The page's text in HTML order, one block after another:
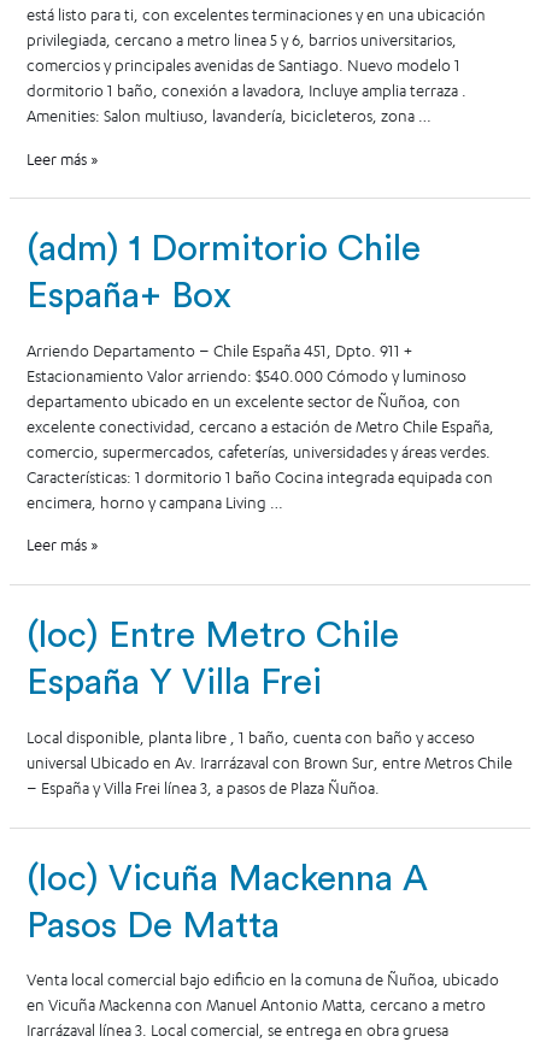
está listo para ti, con excelentes terminaciones y en una ubicación
privilegiada, cercano a metro linea 5 y 6, barrios universitarios,
comercios y principales avenidas de Santiago. Nuevo modelo 1
dormitorio 1 baño, conexión a lavadora, Incluye amplia terraza .
Amenities: Salon multiuso, lavandería, bicicleteros, zona …
Leer más »
(adm) 1 Dormitorio Chile
España+ Box
Arriendo Departamento – Chile España 451, Dpto. 911 +
Estacionamiento Valor arriendo: $540.000 Cómodo y luminoso
departamento ubicado en un excelente sector de Ñuñoa, con
excelente conectividad, cercano a estación de Metro Chile España,
comercio, supermercados, cafeterías, universidades y áreas verdes.
Características: 1 dormitorio 1 baño Cocina integrada equipada con
encimera, horno y campana Living …
Leer más »
(loc) Entre Metro Chile
España Y Villa Frei
Local disponible, planta libre , 1 baño, cuenta con baño y acceso
universal Ubicado en Av. Irarrázaval con Brown Sur, entre Metros Chile
– España y Villa Frei línea 3, a pasos de Plaza Ñuñoa.
(loc) Vicuña Mackenna A
Pasos De Matta
Venta local comercial bajo edificio en la comuna de Ñuñoa, ubicado
en Vicuña Mackenna con Manuel Antonio Matta, cercano a metro
Irarrázaval línea 3. Local comercial, se entrega en obra gruesa